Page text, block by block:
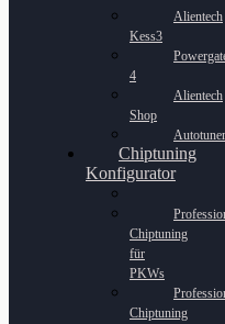
Alientech
Kess3
4
Alientech
Shop
Autotuner
Chiptuning
Konfigurator
Chiptuning
für
PKWs
Chiptuning